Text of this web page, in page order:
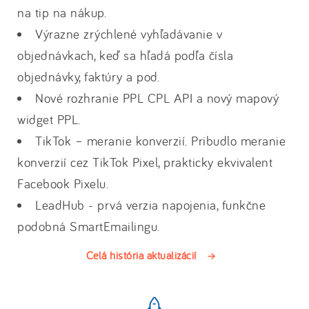
na tip na nákup.
Výrazne zrýchlené vyhľadávanie v
objednávkach, keď sa hľadá podľa čísla
objednávky, faktúry a pod.
Nové rozhranie PPL CPL API a nový mapový
widget PPL.
TikTok – meranie konverzií. Pribudlo meranie
konverzií cez TikTok Pixel, prakticky ekvivalent
Facebook Pixelu.
LeadHub - prvá verzia napojenia, funkčne
podobná SmartEmailingu.
Celá história aktualizácií